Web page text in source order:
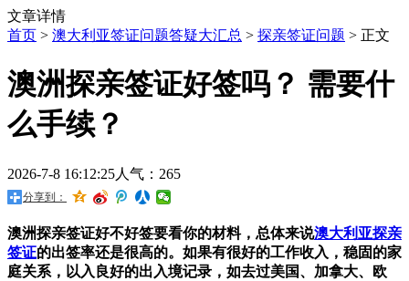
文章详情
首页 > 澳大利亚签证问题答疑大汇总 > 探亲签证问题 > 正文
澳洲探亲签证好签吗？ 需要什
么手续？
2026-7-8 16:12:25人气：265
分享到：
澳洲探亲签证好不好签要看你的材料，总体来说澳大利亚探亲
签证的出签率还是很高的。如果有很好的工作收入，稳固的家
庭关系，以入良好的出入境记录，如去过美国、加拿大、欧